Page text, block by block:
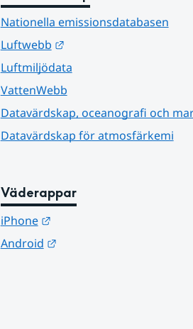
Nationella emissionsdatabasen
Luftwebb
Länk till annan
Luftmiljödata
VattenWebb
Datavärdskap, oceanografi och
Datavärdskap för atmosfärkemi
Väderappar
iPhone
Länk till annan webbplats.
Android
Länk till annan webbplats.